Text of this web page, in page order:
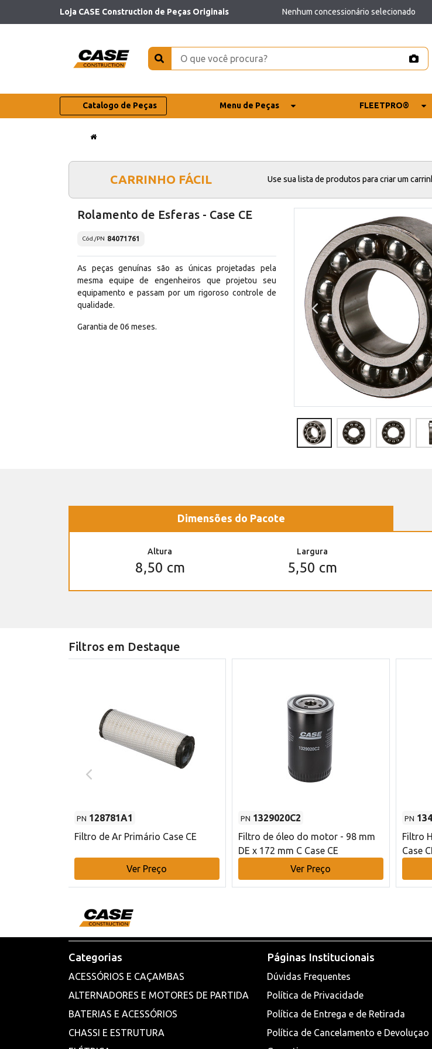
Loja CASE Construction de Peças Originais Nenhum concessionário selecionado
Catalogo de Peças Menu de Peças FLEETPRO®
CARRINHO FÁCIL Use sua lista de produtos para criar um
Rolamento de Esferas - Case CE
Cód./PN 84071761
As peças genuínas são as únicas projetadas pela
mesma equipe de engenheiros que projetou seu
equipamento e passam por um rigoroso controle de
qualidade.
Garantia de 06 meses.
Dimensões do Pacote
Altura
8,50 cm
Largura
5,50 cm
Filtros em Destaque
PN 128781A1
Filtro de Ar Primário Case CE
Ver Preço
PN 1329020C2
Filtro de óleo do motor - 98 mm
DE x 172 mm C Case CE
Ver Preço
PN
Filtro
Case
Categorias
ACESSÓRIOS E CAÇAMBAS
ALTERNADORES E MOTORES DE PARTIDA
BATERIAS E ACESSÓRIOS
CHASSI E ESTRUTURA
Páginas Institucionais
Dúvidas Frequentes
Política de Privacidade
Política de Entrega e de Retirada
Política de Cancelamento e Devoluçao